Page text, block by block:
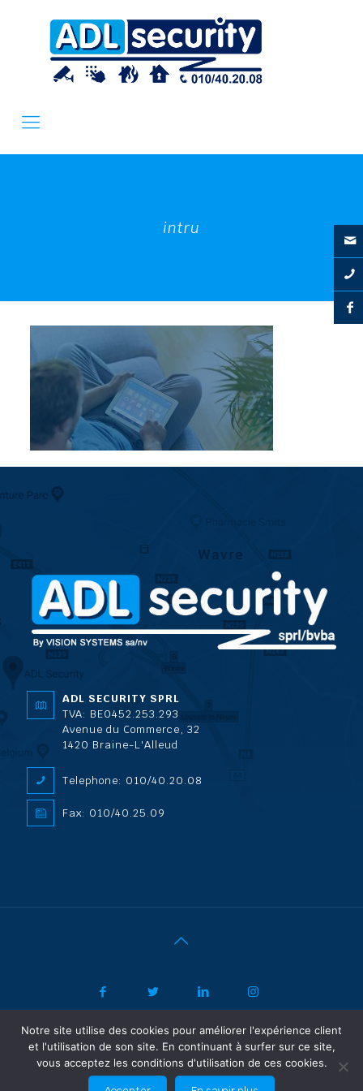
intru
ADL SECURITY SPRL
TVA: BE0452.253.293
Avenue du Commerce, 32
1420 Braine-L'Alleud
Telephone: 010/40.20.08
Fax: 010/40.25.09
© 2022 ADL Security SPRL/BVBA | Politique de confidentialité
Vertrouwelijkheidsbeleid | Powered by SF Concept
FR
Notre site utilise des cookies pour améliorer l'expérience client
et l'utilisation de son site. En continuant à surfer sur ce site,
vous acceptez les conditions d'utilisation de ces cookies.